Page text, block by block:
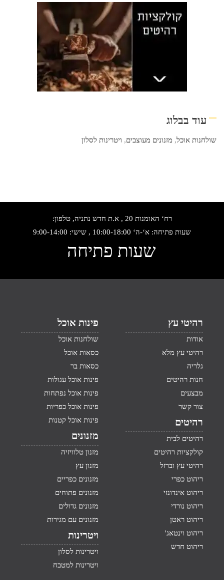
עוד בבלוג
שולחנות אוכל, מזנונים מעוצבים, ויטרינות לסלון
רח‘ האומנות 20 , א.ת חדש נתניה, טלפון:
שעות פתיחה: א‘-ה‘ 10:00-18:00 , שישי: 9:00-14:00
שעות פתיחה
רהיטי עץ
אודות
רהיטי עץ מלא
גלריה
חנות רהיטים
מבצעים
צור קשר
רהיטים
רהיטים לבית
קולקציות רהיטים
רהיטי עץ וברזל
ריהוט כפרי
ריהוט אינדונזי
ריהוט נורדי
ריהוט ראטן
ריהוט וינטאג'
ריהוט חדש
פינות אוכל
שולחנות אוכל
כסאות אוכל
כסאות בר
פינות אוכל עגולות
פינות אוכל נפתחות
פינות אוכל כפריות
פינות אוכל קטנות
מזנונים
מזנון טלוויזיה
מזנון עץ
מזנונים כפריים
מזנונים פתוחים
מזנונים גדולים
מזנונים עם מגירות
ויטרינות
ויטרינות לסלון
ויטרינות למטבח